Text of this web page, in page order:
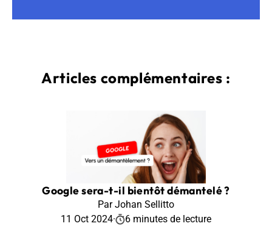
Articles complémentaires :
Google sera-t-il bientôt démantelé ?
Par Johan Sellitto
11 Oct 2024· 6 minutes de lecture